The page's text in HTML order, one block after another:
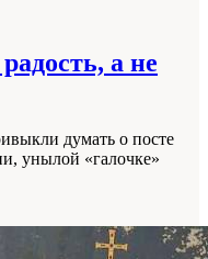
а не
думать о посте
унылой «галочке»